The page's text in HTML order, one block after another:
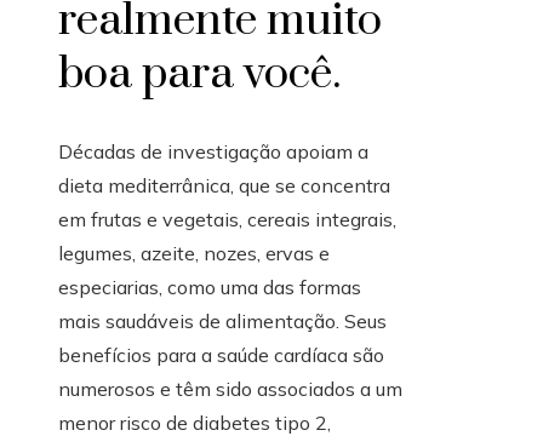
realmente muito
boa para você.
Décadas de investigação apoiam a
dieta mediterrânica, que se concentra
em frutas e vegetais, cereais integrais,
legumes, azeite, nozes, ervas e
especiarias, como uma das formas
mais saudáveis ​​de alimentação. Seus
benefícios para a saúde cardíaca são
numerosos e têm sido associados a um
menor risco de diabetes tipo 2,